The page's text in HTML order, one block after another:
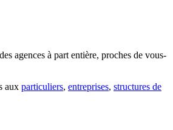
agences à part entière, proches de vous-
aux particuliers, entreprises, structures de